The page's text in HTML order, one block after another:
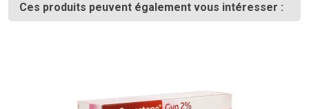
Ces produits peuvent également vous intéresser :